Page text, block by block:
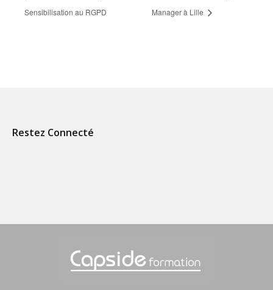
Sensibilisation au RGPD
Manager à Lille
Restez Connecté